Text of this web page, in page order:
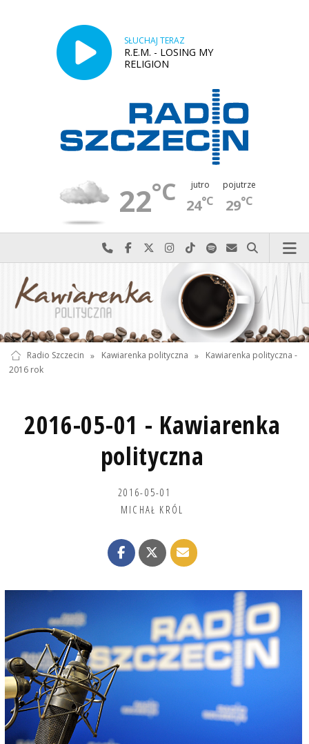
SŁUCHAJ TERAZ
R.E.M. - LOSING MY
RELIGION
22°C jutro
24°C
pojutrze
29°C
Najlepiej po prostu do nas zadzwoń
Odwiedź nas na Facebook-u
Odwiedź nas na X
Odwiedź nas na Instagram-ie
Odwiedź nas na TikTok-u
Szukaj nas na Spotify
Wyślij do nas
Szukaj
Radio Szczecin » Kawiarenka polityczna »
Kawiarenka polityczna -
2016 rok
2016-05-01 - Kawiarenka
polityczna
2016-05-01
MICHAŁ KRÓL